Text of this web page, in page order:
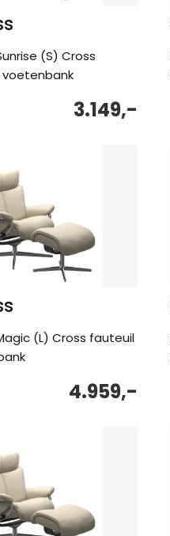
(S) Cross
3.149,-
(L) Cross fauteuil
4.959,-